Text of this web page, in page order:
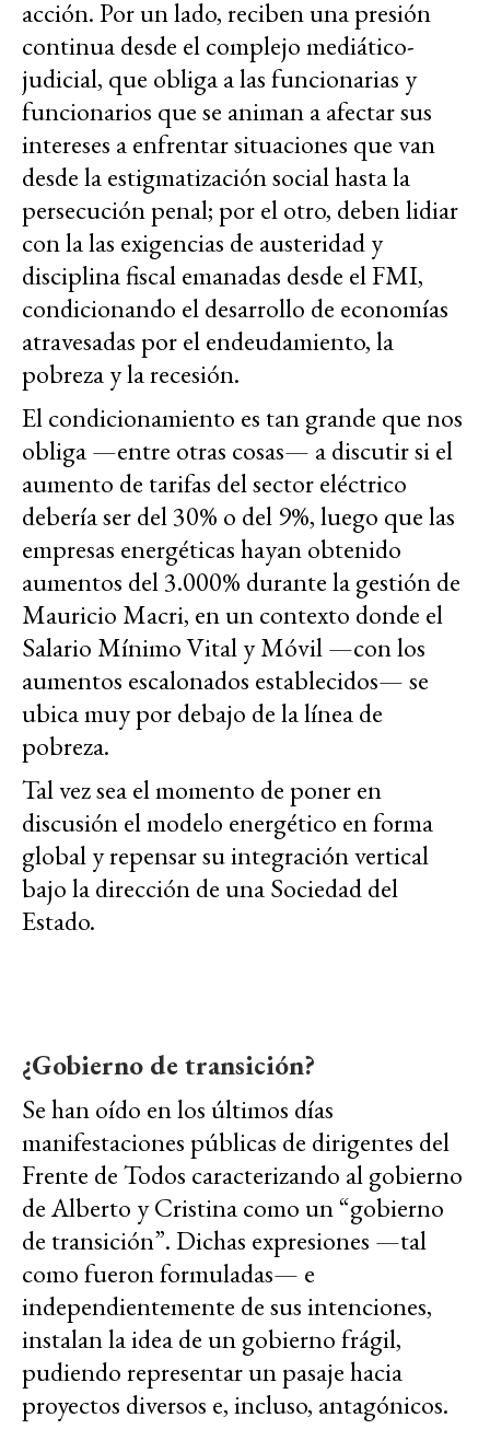
acción. Por un lado, reciben una presión
continua desde el complejo mediático-
judicial, que obliga a las funcionarias y
funcionarios que se animan a afectar sus
intereses a enfrentar situaciones que van
desde la estigmatización social hasta la
persecución penal; por el otro, deben lidiar
con la las exigencias de austeridad y
disciplina fiscal emanadas desde el FMI,
condicionando el desarrollo de economías
atravesadas por el endeudamiento, la
pobreza y la recesión.
El condicionamiento es tan grande que nos
obliga —entre otras cosas— a discutir si el
aumento de tarifas del sector eléctrico
debería ser del 30% o del 9%, luego que las
empresas energéticas hayan obtenido
aumentos del 3.000% durante la gestión de
Mauricio Macri, en un contexto donde el
Salario Mínimo Vital y Móvil —con los
aumentos escalonados establecidos— se
ubica muy por debajo de la línea de
pobreza.
Tal vez sea el momento de poner en
discusión el modelo energético en forma
global y repensar su integración vertical
bajo la dirección de una Sociedad del
Estado.
¿Gobierno de transición?
Se han oído en los últimos días
manifestaciones públicas de dirigentes del
Frente de Todos caracterizando al gobierno
de Alberto y Cristina como un “gobierno
de transición”. Dichas expresiones —tal
como fueron formuladas— e
independientemente de sus intenciones,
instalan la idea de un gobierno frágil,
pudiendo representar un pasaje hacia
proyectos diversos e, incluso, antagónicos.